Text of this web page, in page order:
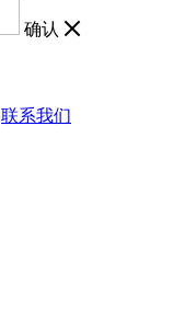
确认
联系我们